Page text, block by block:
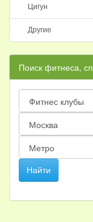
Цигун
Другие
Поиск фитнеса,